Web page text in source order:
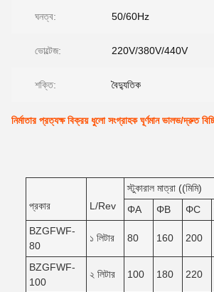
ঘনত্ব: 50/60Hz
ভোল্টেজ: 220V/380V/440V
শক্তি: বৈদ্যুতিক
নির্মাতার প্রত্যক্ষ বিক্রয় ধুলো সংগ্রাহক ঘূর্ণমান ভালভ/দ্রুত
প্রকার L/Rev
স্টুকারাল মাত্রা ((মিমি)
ΦA
ΦB ΦC
BZGFWF-
80
১ লিটার 80 160 200
BZGFWF-
100
২ লিটার 100 180 220